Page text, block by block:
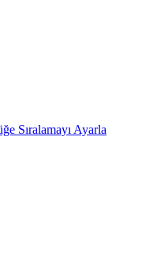
Sıralamayı Ayarla